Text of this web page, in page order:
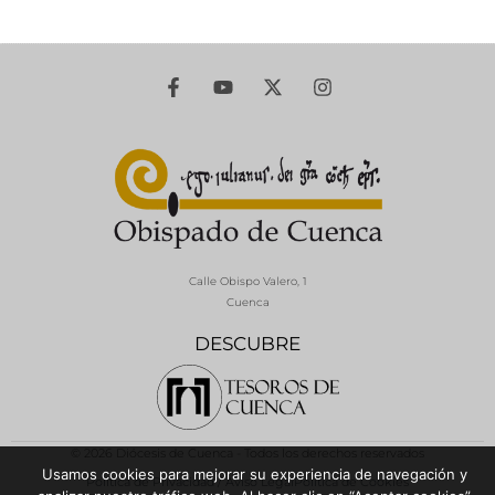
DESCUBRE
Calle Obispo Valero, 1
Cuenca
Política de Privacidad / Aviso LegalPolítica de Cookies
Usamos cookies para mejorar su experiencia de navegación y